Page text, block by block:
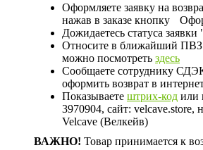
Оформляете заявку на
нажав в заказе кнопку
Дожидаетесь статуса
Относите в ближайший
можно посмотреть здесь
Сообщаете сотруднику
оформить возврат в
Показываете штрих-код или
3970904, сайт: velcave.store,
Velcave (Велкейв)
ВАЖНО! Товар принимается к